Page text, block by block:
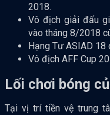
2018.
Vô địch giải đấu
vào tháng 8/2018
Hạng Tư ASIAD 18
Vô địch AFF Cup
Lối chơi bóng
Tại vị trí tiền vệ trung